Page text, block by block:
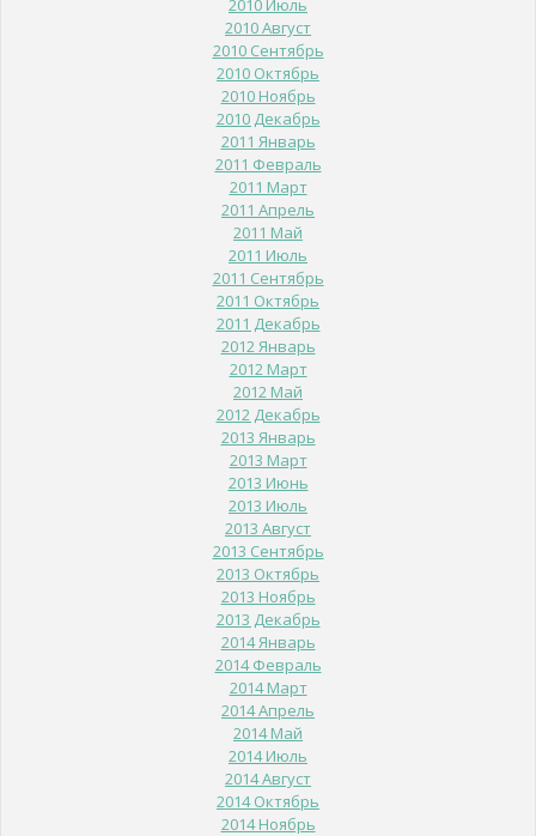
2010 Июль
2010 Август
2010 Сентябрь
2010 Октябрь
2010 Ноябрь
2010 Декабрь
2011 Январь
2011 Февраль
2011 Март
2011 Апрель
2011 Май
2011 Июль
2011 Сентябрь
2011 Октябрь
2011 Декабрь
2012 Январь
2012 Март
2012 Май
2012 Декабрь
2013 Январь
2013 Март
2013 Июнь
2013 Июль
2013 Август
2013 Сентябрь
2013 Октябрь
2013 Ноябрь
2013 Декабрь
2014 Январь
2014 Февраль
2014 Март
2014 Апрель
2014 Май
2014 Июль
2014 Август
2014 Октябрь
2014 Ноябрь